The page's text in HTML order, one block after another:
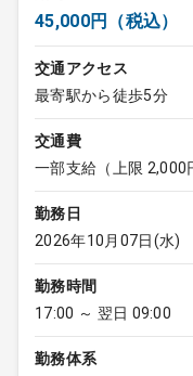
45,000円（税込）
交通アクセス
最寄駅から徒歩5分
交通費
一部支給（上限 2,000
勤務日
2026年10月07日(水)
勤務時間
17:00 ～ 翌日 09:00
勤務体系